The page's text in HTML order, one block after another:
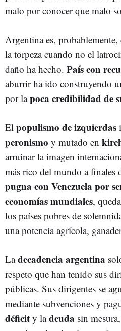
malo por conocer que malo
Argentina es,
la torpeza cuando no el
daño ha hecho. País con
aburrir ha ido construyendo
por lapoca credibilidad de
El populismo de izquierdas
peronismo y mutado en
arruinar la imagen
más rico del mundo a
pugna con Venezuela por
economías mundiales,
los países pobres de
una potencia agrícola,
Ladecadencia argentina
respeto que han tenido sus
públicas. Sus dirigentes se
mediante subvenciones y
déficit y ladeuda sin